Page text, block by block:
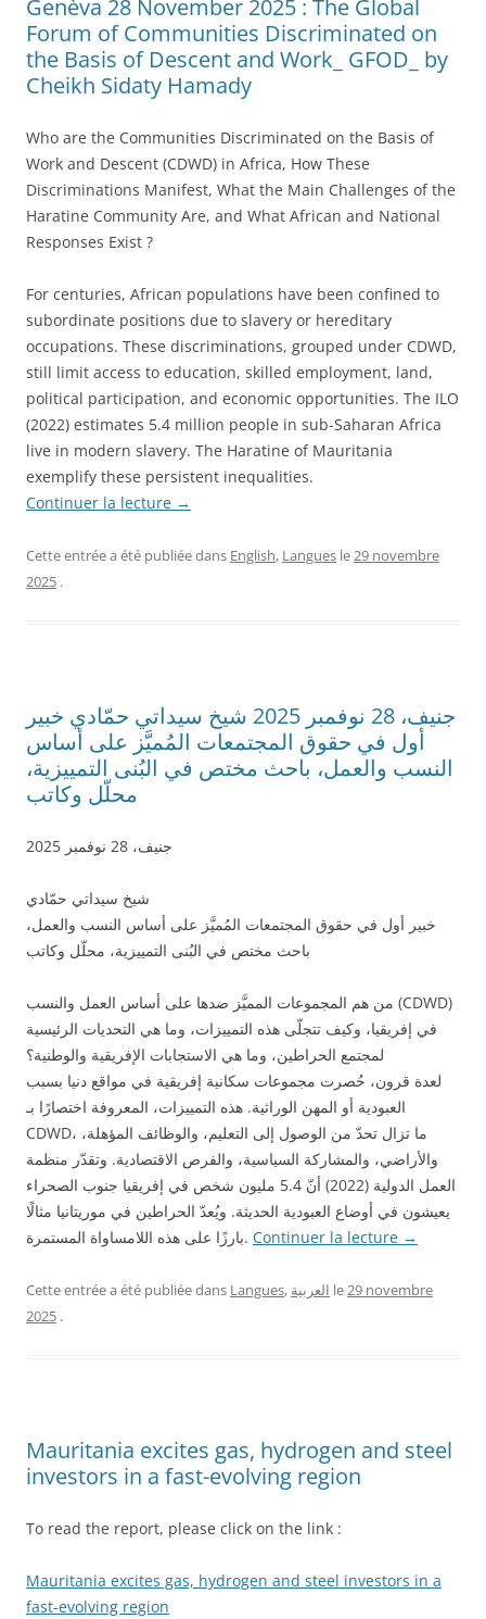
Genèva 28 November 2025 : The Global
Forum of Communities Discriminated on
the Basis of Descent and Work_ GFOD_ by
Cheikh Sidaty Hamady
Who are the Communities Discriminated on the Basis of
Work and Descent (CDWD) in Africa, How These
Discriminations Manifest, What the Main Challenges of the
Haratine Community Are, and What African and National
Responses Exist ?
For centuries, African populations have been confined to
subordinate positions due to slavery or hereditary
occupations. These discriminations, grouped under CDWD,
still limit access to education, skilled employment, land,
political participation, and economic opportunities. The ILO
(2022) estimates 5.4 million people in sub-Saharan Africa
live in modern slavery. The Haratine of Mauritania
exemplify these persistent inequalities.
Continuer la lecture →
Cette entrée a été publiée dans English, Langues le29 novembre
2025 .
جنيف، 28 نوفمبر 2025 شيخ سيداتي حمّادي خبير
أول في حقوق المجتمعات المُميَّز على أساس
النسب والعمل، باحث مختص في البُنى التمييزية،
محلّل وكاتب
جنيف، 28 نوفمبر 2025
شيخ سيداتي حمّادي
خبير أول في حقوق المجتمعات المُميَّز على أساس النسب والعمل،
باحث مختص في البُنى التمييزية، محلّل وكاتب
من هم المجموعات المميَّز ضدها على أساس العمل والنسب (CDWD)
في إفريقيا، وكيف تتجلّى هذه التمييزات، وما هي التحديات الرئيسية
لمجتمع الحراطين، وما هي الاستجابات الإفريقية والوطنية؟
لعدة قرون، حُصرت مجموعات سكانية إفريقية في مواقع دنيا بسبب
العبودية أو المهن الوراثية. هذه التمييزات، المعروفة اختصارًا بـ
CDWD، ما تزال تحدّ من الوصول إلى التعليم، والوظائف المؤهلة،
والأراضي، والمشاركة السياسية، والفرص الاقتصادية. وتقدّر منظمة
العمل الدولية (2022) أنّ 5.4 مليون شخص في إفريقيا جنوب الصحراء
يعيشون في أوضاع العبودية الحديثة. ويُعدّ الحراطين في موريتانيا مثالًا
بارزًا على هذه اللامساواة المستمرة. Continuer la lecture →
Cette entrée a été publiée dans Langues, العربية le29 novembre
2025 .
Mauritania excites gas, hydrogen and steel
investors in a fast-evolving region
To read the report, please click on the link :
Mauritania excites gas, hydrogen and steel investors in a
fast-evolving region